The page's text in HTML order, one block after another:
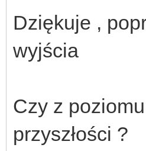
Dziękuje ,
wyjścia
Czy z
przyszłości ?